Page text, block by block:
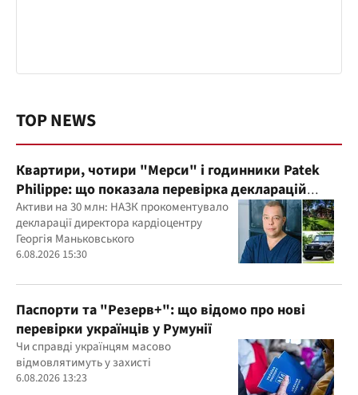
TOP NEWS
Квартири, чотири "Мерси" і годинники Patek
Philippe: що показала перевірка декларацій
керівника дитячого кардіоцентру
Маньковського і що каже НАЗК?
Активи на 30 млн: НАЗК прокоментувало
декларації директора кардіоцентру
Георгія Маньковського
6.08.2026 15:30
Паспорти та "Резерв+": що відомо про нові
перевірки українців у Румунії
Чи справді українцям масово
відмовлятимуть у захисті
6.08.2026 13:23